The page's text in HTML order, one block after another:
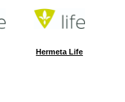
Hermeta Life